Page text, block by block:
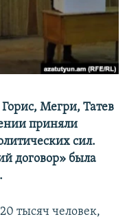
Мегри, Татев
приняли
сил.
договор» была
тысяч человек,